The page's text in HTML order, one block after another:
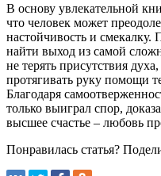
В основу увлекательной
что человек может
настойчивость и
найти выход из самой
не терять присутствия
протягивать руку помощи
Благодаря
только выиграл спор,
высшее счастье – любовь
Понравилась статья?